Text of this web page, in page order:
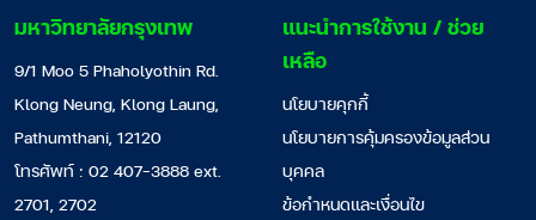
มหาวิทยาลัยกรุงเทพ
9/1 Moo 5 Phaholyothin Rd.
Klong Neung, Klong Laung,
Pathumthani, 12120
โทรศัพท์ : 02 407-3888 ext.
2701, 2702
แนะนำการใช้งาน / ช่วย
เหลือ
นโยบายคุกกี้
นโยบายการคุ้มครองข้อมูลส่วน
บุคคล
ข้อกำหนดและเงื่อนไข